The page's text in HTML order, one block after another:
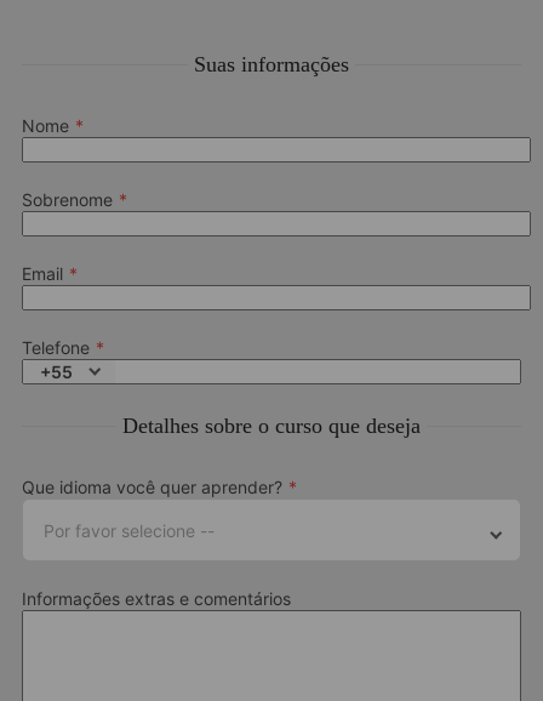
Suas informações
Nome
Sobrenome
Email
Telefone
+55
Detalhes sobre o curso que deseja
Que idioma você quer aprender?
Por favor selecione --
Informações extras e comentários